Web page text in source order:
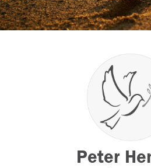
Peter